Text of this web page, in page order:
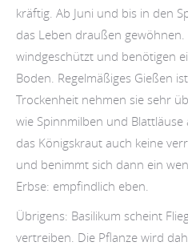
kräftig. Ab Juni und bis in den
das Leben draußen
windgeschützt und benötigen
Boden. Regelmäßiges Gießen
Trockenheit nehmen sie sehr
wie Spinnmilben und
das Königskraut auch keine
und benimmt sich dann ein
Erbse: empfindlich eben.
Übrigens: Basilikum scheint
vertreiben. Die Pflanze wird